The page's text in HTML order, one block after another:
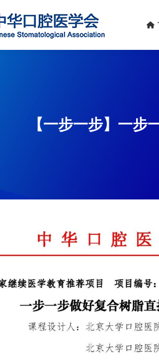
【一步一步】一